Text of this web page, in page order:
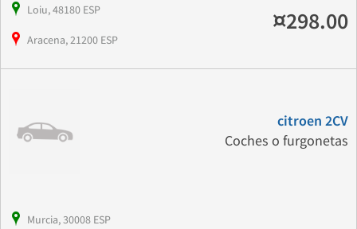
Loiu, 48180 ESP
Aracena, 21200 ESP
¤298.00
citroen 2CV
Coches o furgonetas
Murcia, 30008 ESP